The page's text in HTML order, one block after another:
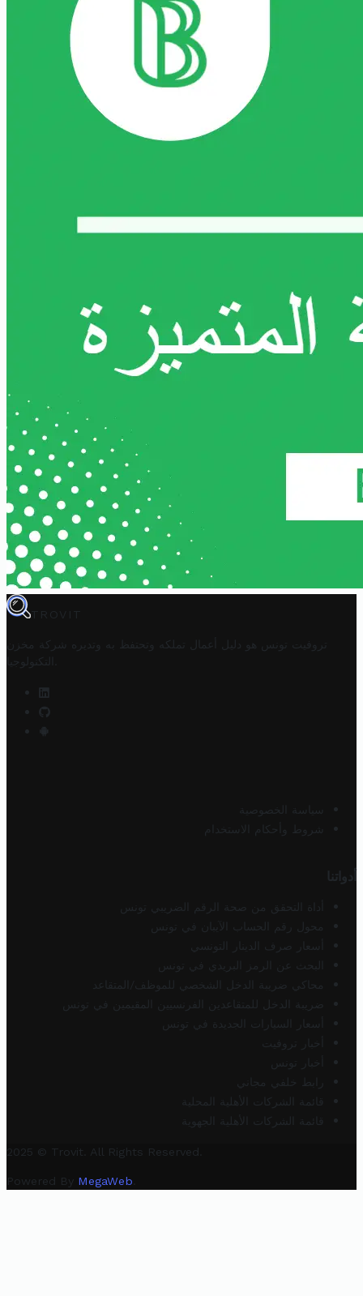
TROVIT
تروفيت تونس هو دليل أعمال تملكه وتحتفظ به وتديره
شركة مخزن
التكنولوجيا
سياسة الخصوصية
شروط وأحكام الاستخدام
أدواتنا
أداة التحقق من صحة الرقم الضريبي تونس
محول رقم الحساب الآيبان في تونس
أسعار صرف الدينار التونسي
البحث عن الرمز البريدي في تونس
محاكي ضريبة الدخل الشخصي للموظف/المتقاعد
ضريبة الدخل للمتقاعدين الفرنسيين المقيمين في تونس
أسعار السيارات الجديدة في تونس
أخبار تروفيت
أخبار تونس
رابط خلفي مجاني
قائمة الشركات الأهلية المحلية
قائمة الشركات الأهلية الجهوية
2025 © Trovit. All Rights Reserved.
Powered By MegaWeb